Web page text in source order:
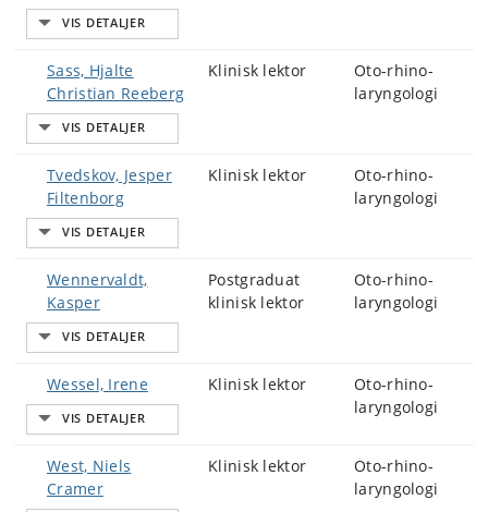
Sass, Hjalte
Christian Reeberg
Klinisk lektor
Oto-rhino-
laryngologi
Tvedskov, Jesper
Filtenborg
Klinisk lektor
Oto-rhino-
laryngologi
Wennervaldt,
Kasper
Postgraduat
klinisk lektor
Oto-rhino-
laryngologi
Wessel, Irene Klinisk lektor
Oto-rhino-
laryngologi
West, Niels
Cramer
Klinisk lektor
Oto-rhino-
laryngologi